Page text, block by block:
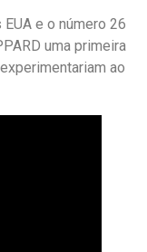
EUA e o número 26
uma primeira
ao